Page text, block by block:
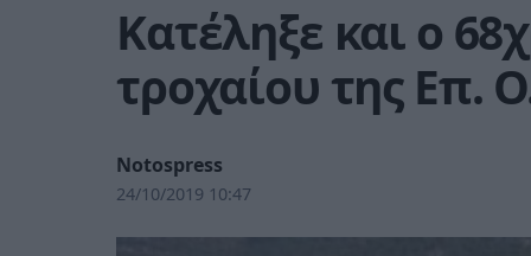
Κατέληξε και ο
τροχαίου της Επ.
Notospress
24/10/2019 10:47